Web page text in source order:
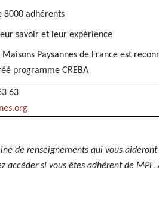
adhérents
savoir et leur expérience
Paysannes de France est
programme CREBA
63
de renseignements qui vous
si vous êtes adhérent de